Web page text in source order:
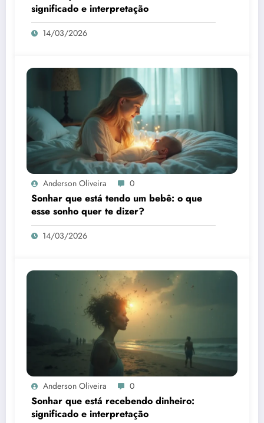
significado e interpretação
14/03/2026
Anderson Oliveira 0
Sonhar que está tendo um bebê: o que
esse sonho quer te dizer?
14/03/2026
Anderson Oliveira 0
Sonhar que está recebendo dinheiro:
significado e interpretação